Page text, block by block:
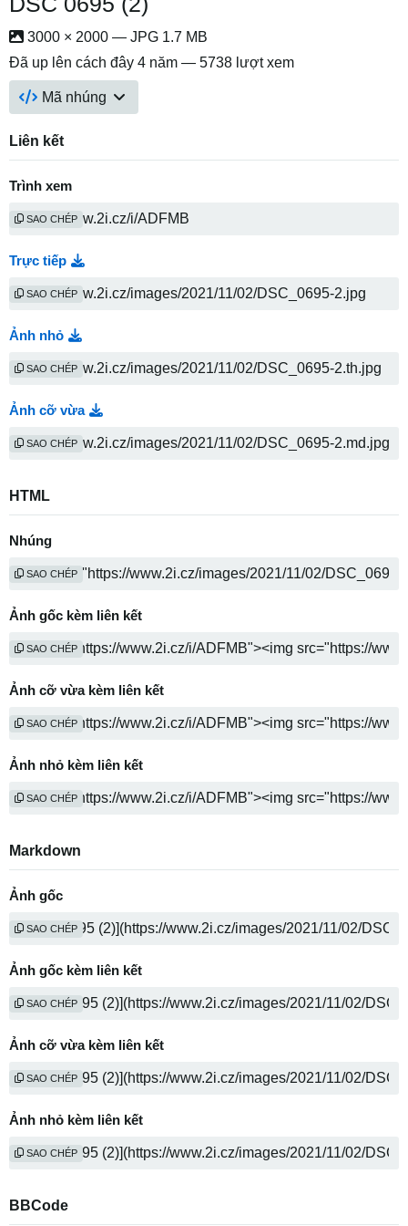
3000 × 2000 — JPG 1.7 MB
Đã up lên cách đây 4 năm — 5738 lượt xem
Mã nhúng
Liên kết
Trình xem
SAO CHÉP
Trực tiếp
SAO CHÉP
Ảnh nhỏ
SAO CHÉP
Ảnh cỡ vừa
SAO CHÉP
HTML
Nhúng
SAO CHÉP
Ảnh gốc kèm liên kết
SAO CHÉP
Ảnh cỡ vừa kèm liên kết
SAO CHÉP
Ảnh nhỏ kèm liên kết
SAO CHÉP
Markdown
Ảnh gốc
SAO CHÉP
Ảnh gốc kèm liên kết
SAO CHÉP
Ảnh cỡ vừa kèm liên kết
SAO CHÉP
Ảnh nhỏ kèm liên kết
SAO CHÉP
BBCode